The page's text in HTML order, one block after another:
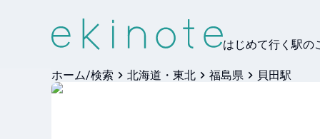
はじめて行く駅の
ホーム/検索 北海道・東北 福島県 貝田駅